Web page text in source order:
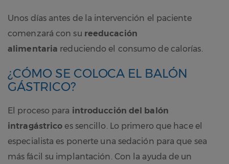
Unos días antes de la intervención el paciente
comenzará con su reeducación
alimentaria reduciendo el consumo de calorías.
¿CÓMO SE COLOCA EL BALÓN
GÁSTRICO?
El proceso para introducción del balón
intragástrico es sencillo. Lo primero que hace el
especialista es ponerte una sedación para que sea
más fácil su implantación. Con la ayuda de un